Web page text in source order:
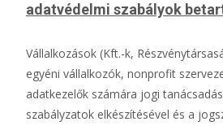
adatvédelmi szabályok
Vállalkozások (Kft.-k,
egyéni vállalkozók, nonprofit
adatkezelők számára jogi
szabályzatok elkészítésével és a